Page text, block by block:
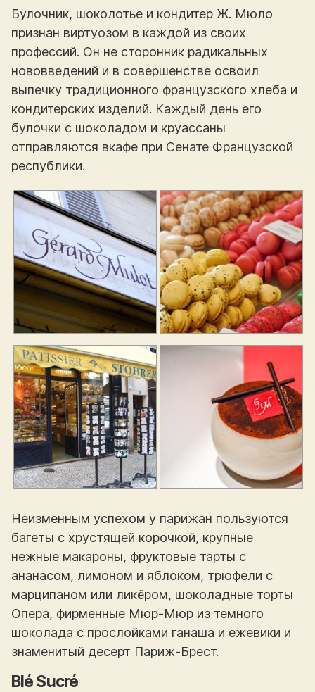
Булочник, шоколотье и кондитер Ж. Мюло
признан виртуозом в каждой из своих
профессий. Он не сторонник радикальных
нововведений и в совершенстве освоил
выпечку традиционного французского хлеба и
кондитерских изделий. Каждый день его
булочки с шоколадом и круассаны
отправляются вкафе при Сенате Французской
республики.
Неизменным успехом у парижан пользуются
багеты с хрустящей корочкой, крупные
нежные макароны, фруктовые тарты с
ананасом, лимоном и яблоком, трюфели с
марципаном или ликёром, шоколадные торты
Опера, фирменные Мюр-Мюр из темного
шоколада с прослойками ганаша и ежевики и
знаменитый десерт Париж-Брест.
Blé Sucré